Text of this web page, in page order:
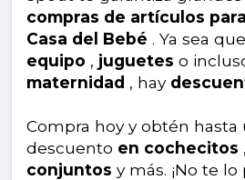
compras de artículos
Casa del Bebé . Ya sea
equipo , juguetes o
maternidad , hay
Compra hoy y obtén hasta
descuento en cochecitos ,
conjuntos y más. ¡No te